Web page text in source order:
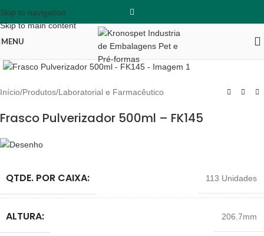
Skip to navigation
Skip to main content
MENU
Clique para ampliar
Início/Produtos/Laboratorial e Farmacêutico
Frasco Pulverizador 500ml – FK145
QTDE. POR CAIXA: 113 Unidades
ALTURA: 206.7mm